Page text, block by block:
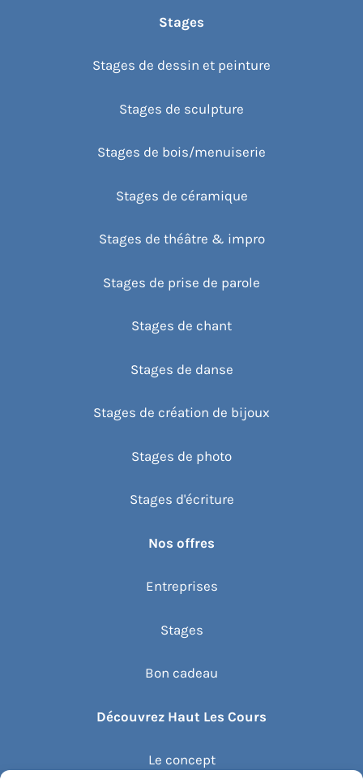
Stages
Stages de dessin et peinture
Stages de sculpture
Stages de bois/menuiserie
Stages de céramique
Stages de théâtre & impro
Stages de prise de parole
Stages de chant
Stages de danse
Stages de création de bijoux
Stages de photo
Stages d'écriture
Nos offres
Entreprises
Stages
Bon cadeau
Découvrez Haut Les Cours
Le concept